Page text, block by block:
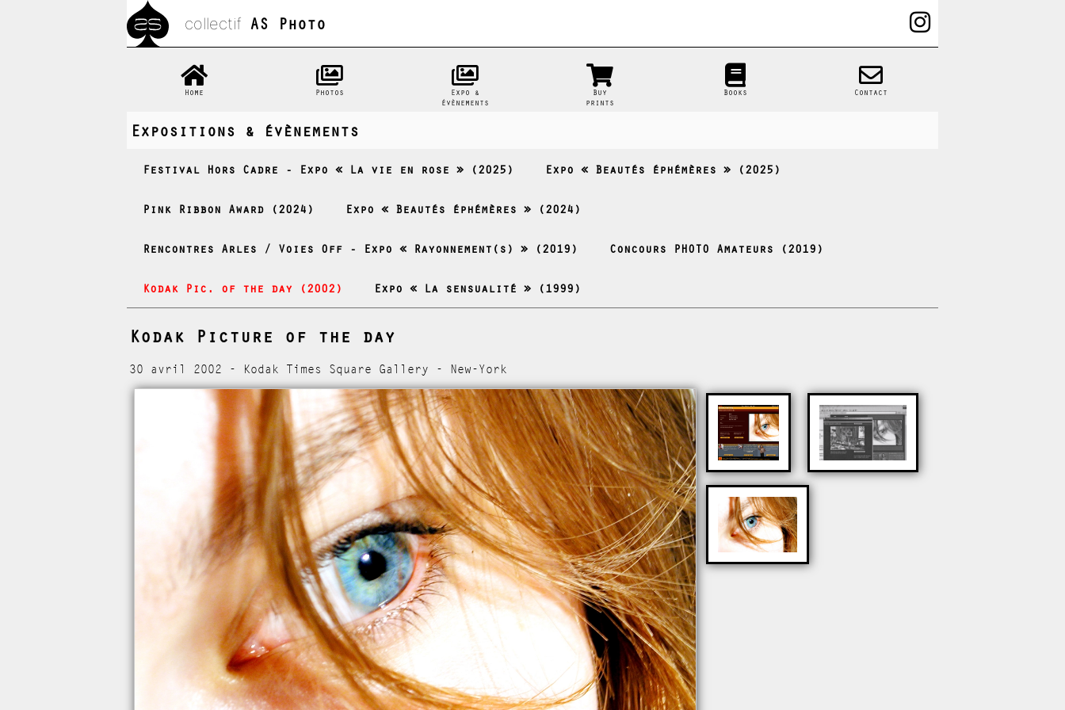
collectif AS Photo
Home Photos
Expo &
évènements
Buy
prints
Books Contact
Expositions & évènements
Festival Hors Cadre - Expo « La vie en rose » (2025) Expo « Beautés éphémères » (2025)
Pink Ribbon Award (2024) Expo « Beautés éphémères » (2024)
Rencontres Arles / Voies Off - Expo « Rayonnement(s) » (2019) Concours PHOTO Amateurs (2019)
Kodak Pic. of the day (2002) Expo « La sensualité » (1999)
Kodak Picture of the day
30 avril 2002 - Kodak Times Square Gallery - New-York